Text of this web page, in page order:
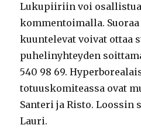
Lukupiiriin voi
kommentoimalla.
kuuntelevat voivat ottaa
puhelinyhteyden
540 98 69.
totuuskomiteassa ovat
Santeri ja Risto.
Lauri.